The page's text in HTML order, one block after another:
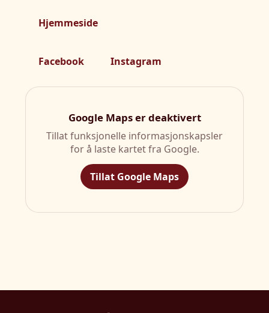
Hjemmeside
Facebook Instagram
Google Maps er deaktivert
Tillat funksjonelle informasjonskapsler
for å laste kartet fra Google.
Tillat Google Maps